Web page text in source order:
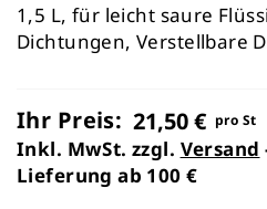
1,5 L, für leicht saure
Dichtungen, Verstellbare
Ihr Preis: 21,50 € pro St
Inkl. MwSt. zzgl. Versand
Lieferung ab 100 €